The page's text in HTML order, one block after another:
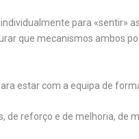
para «sentir»
que mecanismos ambos
estar com a equipa de
de reforço e de melhoria, de